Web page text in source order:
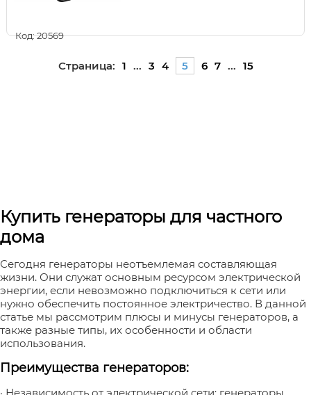
Код: 20569
Страница: 1 ... 3 4 5 6 7 ... 15
Купить генераторы для частного
дома
Сегодня генераторы неотъемлемая составляющая
жизни. Они служат основным ресурсом электрической
энергии, если невозможно подключиться к сети или
нужно обеспечить постоянное электричество. В данной
статье мы рассмотрим плюсы и минусы генераторов, а
также разные типы, их особенности и области
использования.
Преимущества генераторов: